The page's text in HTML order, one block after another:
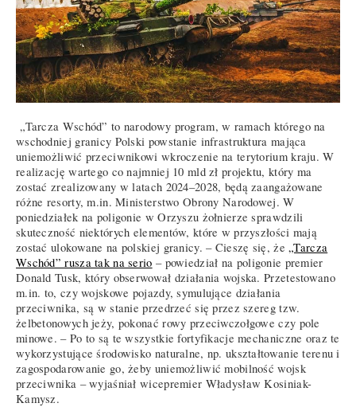
„Tarcza Wschód” to narodowy program, w ramach którego na
wschodniej granicy Polski powstanie infrastruktura mająca
uniemożliwić przeciwnikowi wkroczenie na terytorium kraju. W
realizację wartego co najmniej 10 mld zł projektu, który ma
zostać zrealizowany w latach 2024–2028, będą zaangażowane
różne resorty, m.in. Ministerstwo Obrony Narodowej. W
poniedziałek na poligonie w Orzyszu żołnierze sprawdzili
skuteczność niektórych elementów, które w przyszłości mają
zostać ulokowane na polskiej granicy. – Cieszę się, że „Tarcza
Wschód” rusza tak na serio – powiedział na poligonie premier
Donald Tusk, który obserwował działania wojska. Przetestowano
m.in. to, czy wojskowe pojazdy, symulujące działania
przeciwnika, są w stanie przedrzeć się przez szereg tzw.
żelbetonowych jeży, pokonać rowy przeciwczołgowe czy pole
minowe. – Po to są te wszystkie fortyfikacje mechaniczne oraz te
wykorzystujące środowisko naturalne, np. ukształtowanie terenu i
zagospodarowanie go, żeby uniemożliwić mobilność wojsk
przeciwnika – wyjaśniał wicepremier Władysław Kosiniak-
Kamysz.